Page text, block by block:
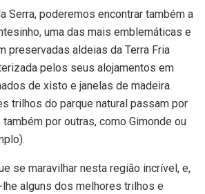
Serra, poderemos encontrar também a
uma das mais emblemáticas e
preservadas aldeias da Terra Fria
pelos seus alojamentos em
de xisto e janelas de madeira.
trilhos do parque natural passam por
por outras, como Gimonde ou
se maravilhar nesta região incrível, e,
alguns dos melhores trilhos e